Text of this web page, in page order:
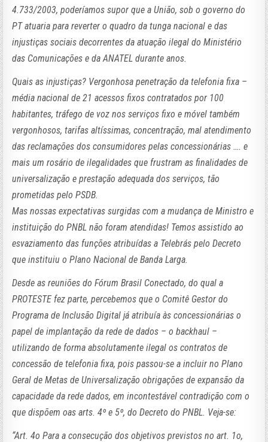
4.733/2003, poderíamos supor que a União, sob o governo do
PT atuaria para reverter o quadro da tunga nacional e das
injustiças sociais decorrentes da atuação ilegal do Ministério
das Comunicações e da ANATEL durante anos.
Quais as injustiças? Vergonhosa penetração da telefonia fixa –
média nacional de 21 acessos fixos contratados por 100
habitantes, tráfego de voz nos serviços fixo e móvel também
vergonhosos, tarifas altíssimas, concentração, mal atendimento
das reclamações dos consumidores pelas concessionárias …. e
mais um rosário de ilegalidades que frustram as finalidades de
universalização e prestação adequada dos serviços, tão
prometidas pelo PSDB.
Mas nossas expectativas surgidas com a mudança de Ministro e
instituição do PNBL não foram atendidas! Temos assistido ao
esvaziamento das funções atribuídas a Telebrás pelo Decreto
que instituiu o Plano Nacional de Banda Larga.
Desde as reuniões do Fórum Brasil Conectado, do qual a
PROTESTE fez parte, percebemos que o Comitê Gestor do
Programa de Inclusão Digital já atribuía às concessionárias o
papel de implantação da rede de dados – o backhaul –
utilizando de forma absolutamente ilegal os contratos de
concessão de telefonia fixa, pois passou-se a incluir no Plano
Geral de Metas de Universalização obrigações de expansão da
capacidade da rede dados, em incontestável contradição com o
que dispõem oas arts. 4º e 5º, do Decreto do PNBL. Veja-se:
“Art. 4o Para a consecução dos objetivos previstos no art. 1o,